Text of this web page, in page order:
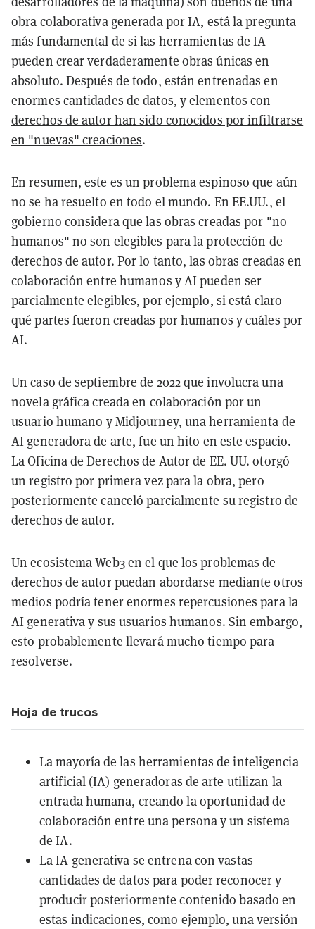
obra colaborativa generada por IA, está la pregunta
más fundamental de si las herramientas de IA
pueden crear verdaderamente obras únicas en
absoluto. Después de todo, están entrenadas en
enormes cantidades de datos, yelementos con
derechos de autor han sido conocidos por infiltrarse
en "nuevas" creaciones.
En resumen, este es un problema espinoso que aún
no se ha resuelto en todo el mundo. En EE.UU., el
gobierno considera que las obras creadas por "no
humanos" no son elegibles para la protección de
derechos de autor. Por lo tanto, las obras creadas en
colaboración entre humanos y AI pueden ser
parcialmente elegibles, por ejemplo, si está claro
qué partes fueron creadas por humanos y cuáles por
AI.
Un caso de septiembre de 2022 que involucra una
novela gráfica creada en colaboración por un
usuario humano y Midjourney, una herramienta de
AI generadora de arte, fue un hito en este espacio.
La Oficina de Derechos de Autor de EE. UU. otorgó
un registro por primera vez para la obra, pero
posteriormente canceló parcialmente su registro de
derechos de autor.
Un ecosistema Web3 en el que los problemas de
derechos de autor puedan abordarse mediante otros
medios podría tener enormes repercusiones para la
AI generativa y sus usuarios humanos. Sin embargo,
esto probablemente llevará mucho tiempo para
resolverse.
Hoja de trucos
La mayoría de las herramientas de inteligencia
artificial (IA) generadoras de arte utilizan la
entrada humana, creando la oportunidad de
colaboración entre una persona y un sistema
de IA.
La IA generativa se entrena con vastas
cantidades de datos para poder reconocer y
producir posteriormente contenido basado en
estas indicaciones, como ejemplo, una versión